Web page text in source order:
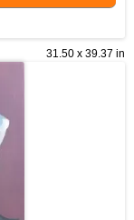
31.50 x 39.37 in